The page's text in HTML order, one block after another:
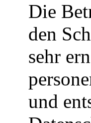
Die
den
sehr
und